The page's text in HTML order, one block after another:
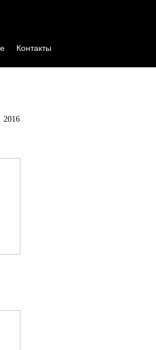
Контакты
2016